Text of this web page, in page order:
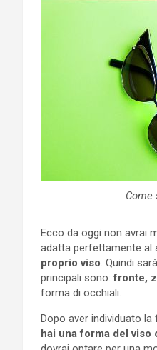
Ecco da oggi non avrai
adatta perfettamente al
proprio viso . Quindi
principali sono:fronte,
forma di occhiali.
Dopo aver individuato
hai una forma del viso